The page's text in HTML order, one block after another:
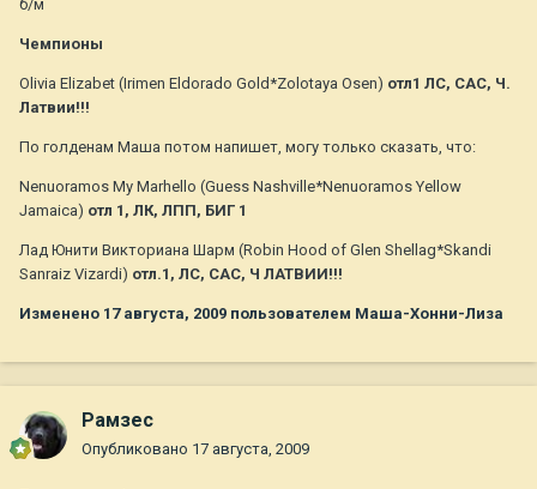
б/м
Чемпионы
Olivia Elizabet (Irimen Eldorado Gold*Zolotaya Osen) отл1 ЛС, САС, Ч.
Латвии!!!
По голденам Маша потом напишет, могу только сказать, что:
Nenuoramos My Marhello (Guess Nashville*Nenuoramos Yellow
Jamaica) отл 1, ЛК, ЛПП, БИГ 1
Лад Юнити Викториана Шарм (Robin Hood of Glen Shellag*Skandi
Sanraiz Vizardi) отл.1, ЛС, САС, Ч ЛАТВИИ!!!
Изменено 17 августа, 2009 пользователем Маша-Хонни-Лиза
Рамзес
Опубликовано 17 августа, 2009